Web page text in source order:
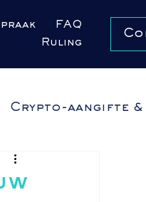
FAQ
Ruling
Crypto-aangifte &